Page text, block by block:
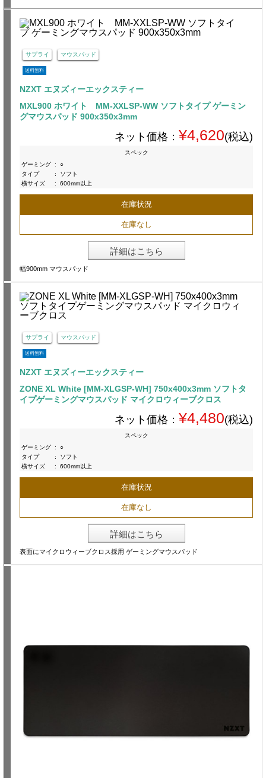
サプライ マウスパッド
送料無料
NZXT エヌズィーエックスティー
MXL900 ホワイト MM-XXLSP-WW ソフトタイプ ゲーミン
グマウスパッド 900x350x3mm
ネット価格： ¥4,620(税込)
スペック
ゲーミング :
○
タイプ
:
ソフト
横サイズ
: 600mm以上
在庫状況
在庫なし
詳細はこちら
幅900mm マウスパッド
サプライ マウスパッド
送料無料
NZXT エヌズィーエックスティー
ZONE XL White [MM-XLGSP-WH] 750x400x3mm ソフトタ
イプゲーミングマウスパッド マイクロウィーブクロス
ネット価格： ¥4,480(税込)
スペック
ゲーミング :
○
タイプ
:
ソフト
横サイズ
: 600mm以上
在庫状況
在庫なし
詳細はこちら
表面にマイクロウィーブクロス採用 ゲーミングマウスパッド